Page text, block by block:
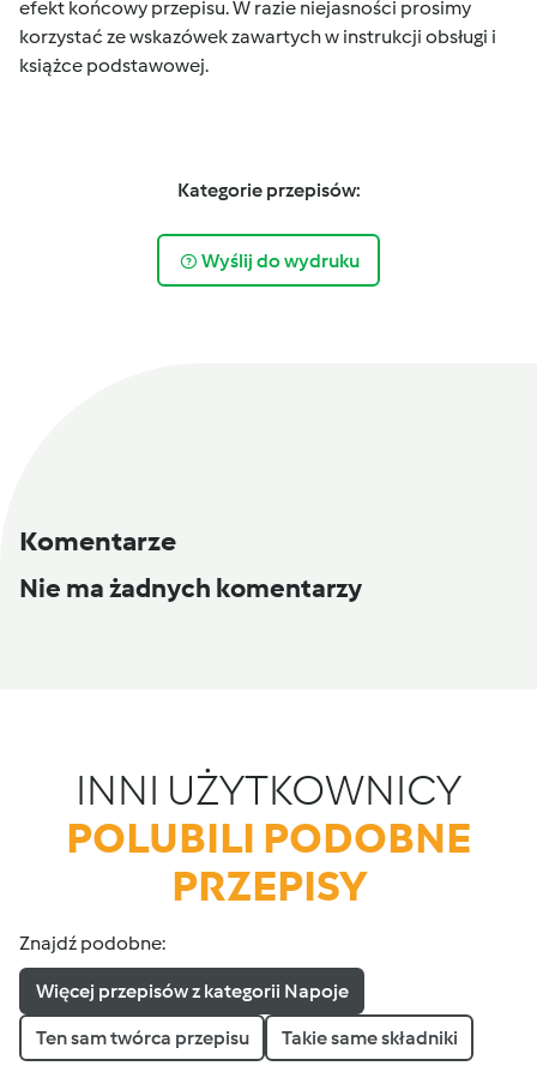
efekt końcowy przepisu. W razie niejasności prosimy
korzystać ze wskazówek zawartych w instrukcji obsługi i
książce podstawowej.
Kategorie przepisów:
Wyślij do wydruku
Komentarze
Nie ma żadnych komentarzy
INNI UŻYTKOWNICY
POLUBILI PODOBNE
PRZEPISY
Znajdź podobne:
Więcej przepisów z kategorii Napoje
Ten sam twórca przepisu Takie same składniki